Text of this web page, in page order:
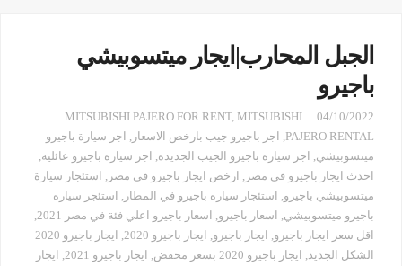
الجبل المحارب|ايجار ميتسوبيشي
باجيرو
04/10/2022
MITSUBISHI PAJERO FOR RENT, MITSUBISHI
PAJERO RENTAL
, اجر باجيرو جيب بارخص الاسعار , اجر سيارة باجيرو
ميتسوبيشي, اجر سياره باجيرو الجيب الجديده, اجر سياره باجيرو عائليه,
احدث ايجار باجيرو في مصر , ارخص ايجار باجيرو في مصر , استئجار سيارة
ميتسوبيشي باجيرو, استئجار سياره باجيرو في المطار , استئجر سياره
باجيرو ميتسوبيشي, اسعار باجيرو, اسعار باجيرو اعلي فئة في مصر 2021
,
اقل سعر ايجار باجيرو, ايجار باجيرو, ايجار باجيرو 2020 ,
ايجار باجيرو 2020
الشكل الجديد, ايجار باجيرو 2020 بسعر مخفض , ايجار باجيرو 2021 , ايجار